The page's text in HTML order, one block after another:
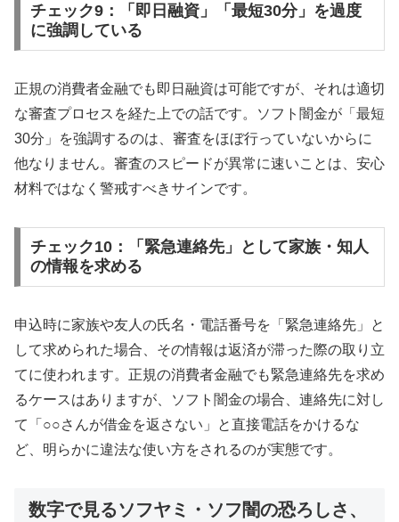
チェック9：「即日融資」「最短30分」を過度
に強調している
正規の消費者金融でも即日融資は可能ですが、それは適切
な審査プロセスを経た上での話です。ソフト闇金が「最短
30分」を強調するのは、審査をほぼ行っていないからに
他なりません。審査のスピードが異常に速いことは、安心
材料ではなく警戒すべきサインです。
チェック10：「緊急連絡先」として家族・知人
の情報を求める
申込時に家族や友人の氏名・電話番号を「緊急連絡先」と
して求められた場合、その情報は返済が滞った際の取り立
てに使われます。正規の消費者金融でも緊急連絡先を求め
るケースはありますが、ソフト闇金の場合、連絡先に対し
て「○○さんが借金を返さない」と直接電話をかけるな
ど、明らかに違法な使い方をされるのが実態です。
数字で見るソフヤミ・ソフ闇の恐ろしさ、